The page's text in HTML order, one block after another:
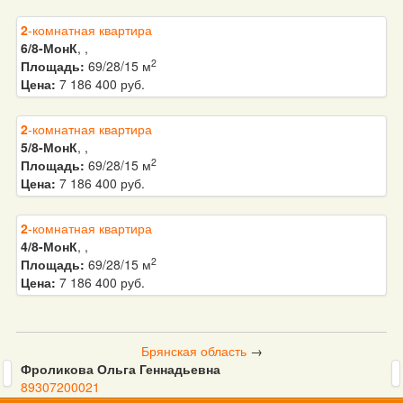
2-комнатная квартира
6/8-МонК, ,
Площадь: 69/28/15 м2
Цена: 7 186 400 руб.
2-комнатная квартира
5/8-МонК, ,
Площадь: 69/28/15 м2
Цена: 7 186 400 руб.
2-комнатная квартира
4/8-МонК, ,
Площадь: 69/28/15 м2
Цена: 7 186 400 руб.
Брянская область→
Фроликова Ольга Геннадьевна
89307200021